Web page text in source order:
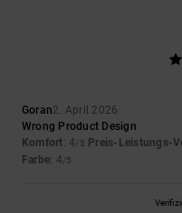
Goran2. April 2026
Wrong Product Design
Komfort: 4/5 Preis-Leistungs-
Farbe: 4/5